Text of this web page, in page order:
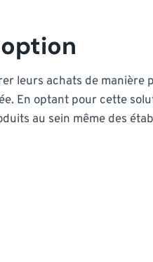
leurs achats de manière
En optant pour cette
au sein même des